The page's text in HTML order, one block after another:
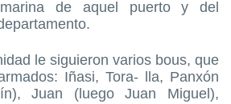
de aquel puerto y del
le siguieron varios bous, que
Iñasi, Tora- lla, Panxón
Juan (luego Juan Miguel),